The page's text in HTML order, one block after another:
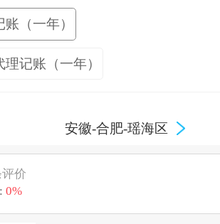
（一年）
记账（一年）
安徽-合肥-瑶海区
价
0%